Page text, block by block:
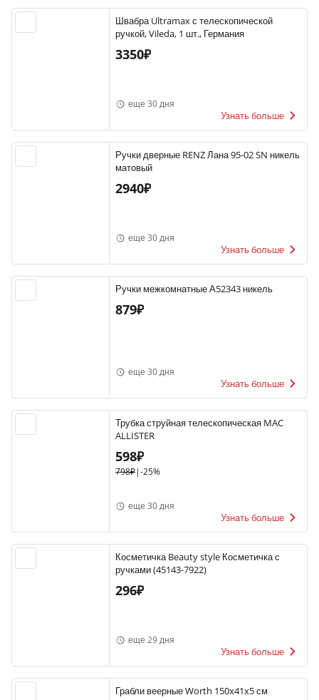
Швабра Ultramax с телескопической
ручкой, Vileda, 1 шт., Германия
3350₽
еще 30 дня
Узнать больше
Ручки дверные RENZ Лана 95-02 SN никель
матовый
2940₽
еще 30 дня
Узнать больше
Ручки межкомнатные А52343 никель
879₽
еще 30 дня
Узнать больше
Трубка струйная телескопическая MAC
ALLISTER
598₽
798₽|-25%
еще 30 дня
Узнать больше
Косметичка Beauty style Косметичка с
ручками (45143-7922)
296₽
еще 29 дня
Узнать больше
Грабли веерные Worth 150x41x5 см